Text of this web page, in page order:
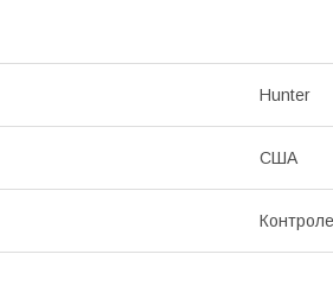
Hunter
США